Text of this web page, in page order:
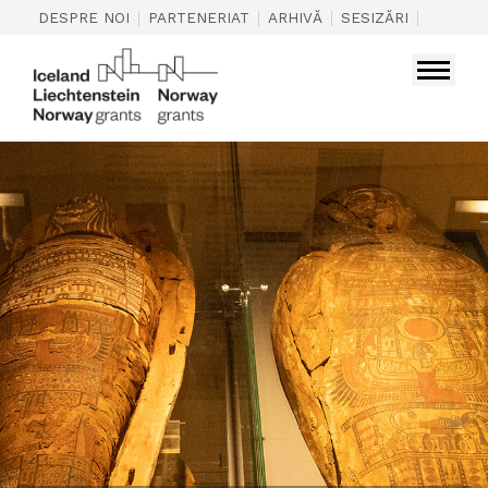
DESPRE NOI | PARTENERIAT | ARHIVĂ | SESIZĂRI |